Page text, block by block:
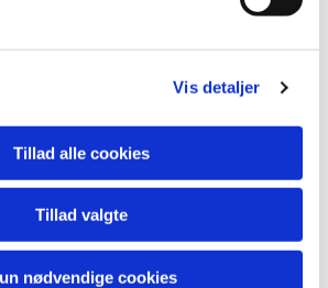
Vis detaljer
Tillad alle cookies
Tillad valgte
nødvendige cookies